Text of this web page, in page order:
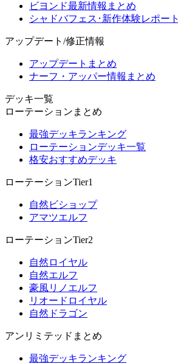
ビヨンド最新情報まとめ
シャドバフェス･新作体験レポート
アップデート/修正情報
アップデートまとめ
ナーフ・アッパー情報まとめ
デッキ一覧
ローテーションまとめ
最強デッキランキング
ローテーションデッキ一覧
格安おすすめデッキ
ローテーションTier1
自然ビショップ
アマツエルフ
ローテーションTier2
自然ロイヤル
自然エルフ
豪風リノエルフ
リオードロイヤル
自然ドラゴン
アンリミテッドまとめ
最強デッキランキング